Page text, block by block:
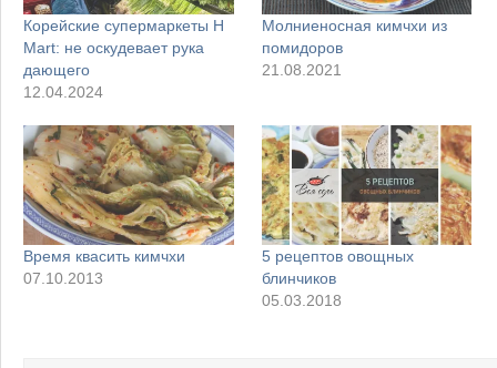
Корейские супермаркеты H
Mart: не оскудевает рука
дающего
12.04.2024
Молниеносная кимчхи из
помидоров
21.08.2021
Время квасить кимчхи
07.10.2013
5 рецептов овощных
блинчиков
05.03.2018